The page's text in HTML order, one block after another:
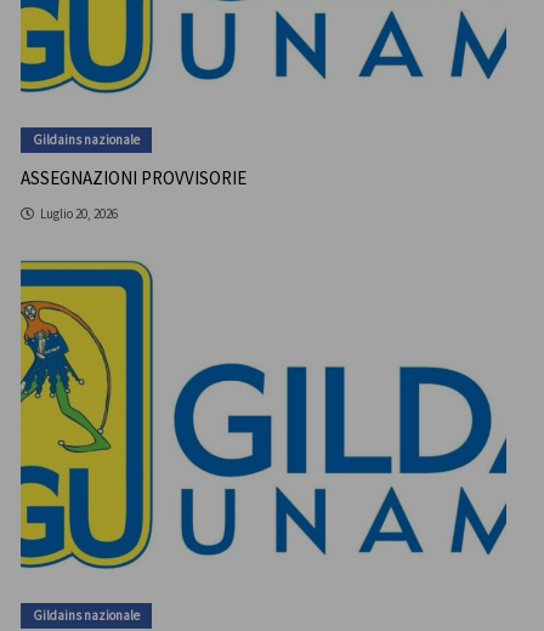
Gildains nazionale
ASSEGNAZIONI PROVVISORIE
Luglio 20, 2026
Gildains nazionale